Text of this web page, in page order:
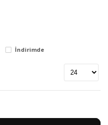
İndirimde